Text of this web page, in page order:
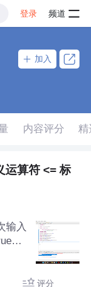
登录 频道
加入
内容评分 精
算符 <= 标
输入
或
评分